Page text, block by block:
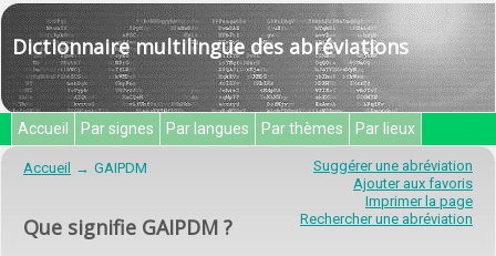
Dictionnaire multilingue des abréviations
Accueil Par signes Par langues Par thèmes Par lieux
Suggérer une abréviation
Ajouter aux favoris
Imprimer la page
Rechercher une abréviation
Accueil GAIPDM
Que signifie GAIPDM ?